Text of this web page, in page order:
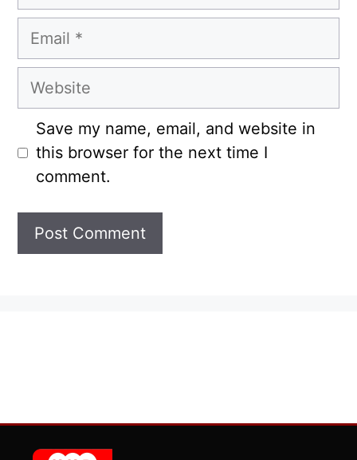
Email
Website
Save my name, email, and website in
this browser for the next time I
comment.